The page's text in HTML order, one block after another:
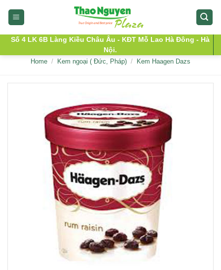
Số 4 LK 6B Làng Kiều Châu Âu - KĐT Mỗ Lao Hà Đông - Hà
Nội.
Home / Kem ngoại ( Đức, Pháp) / Kem Haagen Dazs